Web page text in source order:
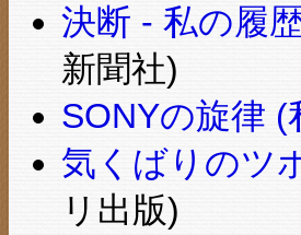
決断 - 私の履
新聞社)
SONYの旋律 (
気くばりのツ
リ出版)